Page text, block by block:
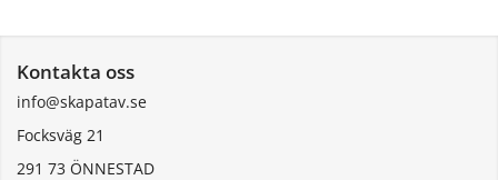
Kontakta oss
info@skapatav.se
Focksväg 21
291 73 ÖNNESTAD